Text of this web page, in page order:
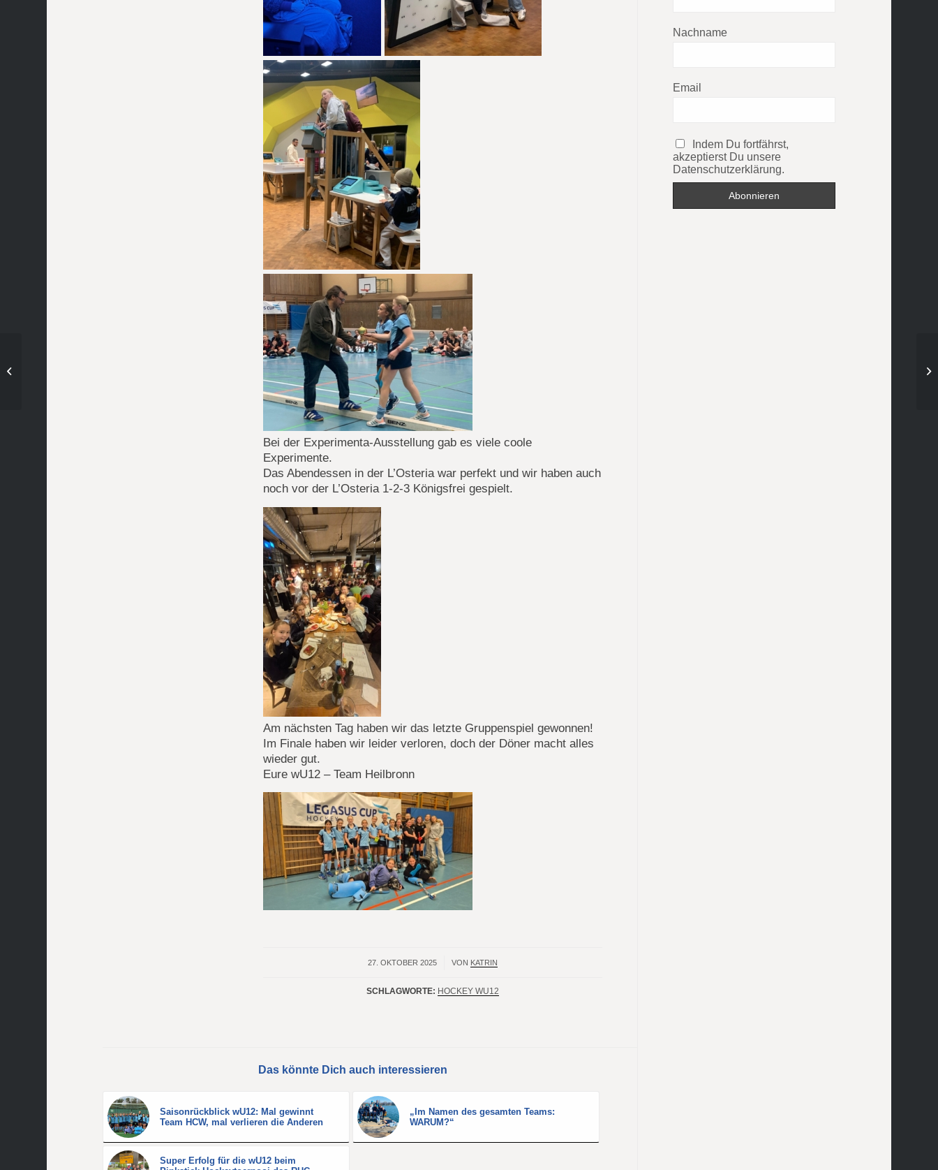
Bei der Experimenta-Ausstellung gab es viele coole
Experimente.
Das Abendessen in der L’Osteria war perfekt und wir haben auch
noch vor der L’Osteria 1-2-3 Königsfrei gespielt.
Am nächsten Tag haben wir das letzte Gruppenspiel gewonnen!
Im Finale haben wir leider verloren, doch der Döner macht alles
wieder gut.
Eure wU12 – Team Heilbronn
27. OKTOBER 2025
/ VON KATRIN
SCHLAGWORTE: HOCKEY WU12
Das könnte Dich auch interessieren
Saisonrückblick wU12: Mal gewinnt
Team HCW, mal verlieren die Anderen
„Im Namen des gesamten Teams:
WARUM?“
Super Erfolg für die wU12 beim
Nachname
Email
Indem Du fortfährst,
akzeptierst Du unsere
Datenschutzerklärung.